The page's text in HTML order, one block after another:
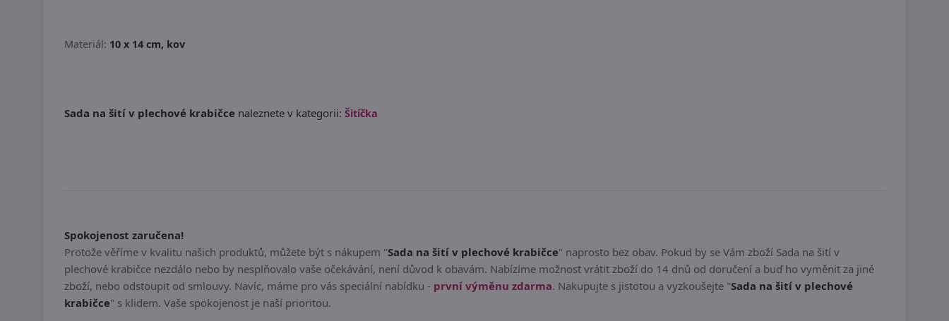
Materiál: 10 x 14 cm, kov
Sada na šití v plechové krabičce naleznete v kategorii: Šitíčka
Spokojenost zaručena!
Protože věříme v kvalitu našich produktů, můžete být s nákupem "Sada na šití v plechové krabičce" naprosto bez obav. Pokud by se Vám zboží Sada na šití v
plechové krabičce nezdálo nebo by nesplňovalo vaše očekávání, není důvod k obavám. Nabízíme možnost vrátit zboží do 14 dnů od doručení a buď ho vyměnit za jiné
zboží, nebo odstoupit od smlouvy. Navíc, máme pro vás speciální nabídku - první výměnu zdarma. Nakupujte s jistotou a vyzkoušejte "Sada na šití v plechové
krabičce" s klidem. Vaše spokojenost je naší prioritou.